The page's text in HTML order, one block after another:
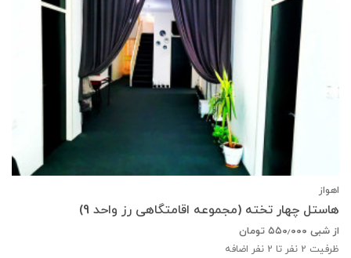
اهواز
هاستل چهار تخته (مجموعه اقامتگاهی رز واحد 9)
از شبی ۵۵۰٫۰۰۰ تومان
ظرفیت 2 نفر تا 2 نفر اضافه